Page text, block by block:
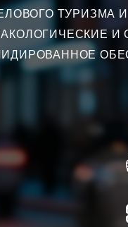
ТУРИЗМА
И